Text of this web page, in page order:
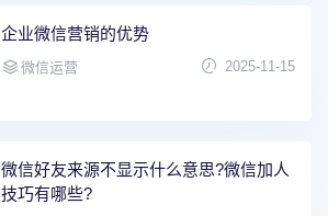
企业微信营销的优势
微信运营 2025-11-15
微信好友来源不显示什么意思?微信加人
技巧有哪些?